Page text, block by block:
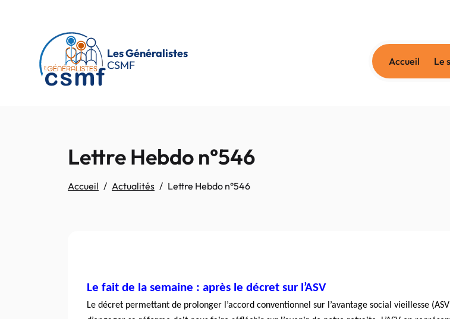
Les Généralistes
CSMF
Accueil Le
Lettre Hebdo n°546
Accueil Actualités Lettre Hebdo n°546
Le fait de la semaine : après le décret sur l’ASV
Le décret permettant de prolonger l’accord conventionnel sur l’avantage social vieillesse (